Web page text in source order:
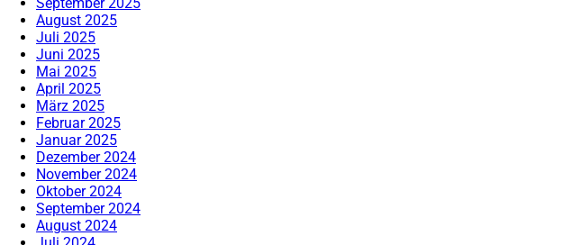
August 2025
Juli 2025
Juni 2025
Mai 2025
April 2025
März 2025
Februar 2025
Januar 2025
Dezember 2024
November 2024
Oktober 2024
September 2024
August 2024